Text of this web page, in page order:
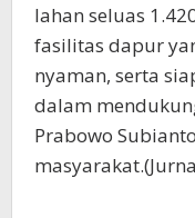
lahan seluas
fasilitas dapur
nyaman, serta
dalam
Prabowo